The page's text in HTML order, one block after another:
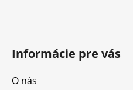
Informácie pre vás
O nás